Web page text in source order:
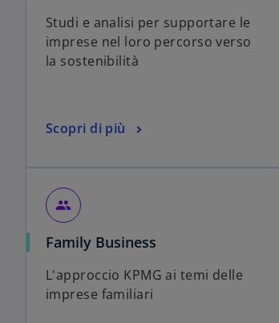
Studi e analisi per supportare le
imprese nel loro percorso verso
la sostenibilità
Scopri di più
people
Family Business
L'approccio KPMG ai temi delle
imprese familiari